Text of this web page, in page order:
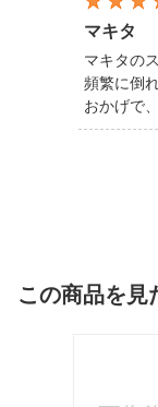
マキタ
マキタの
頻繁に倒
おかげで
この商品を見